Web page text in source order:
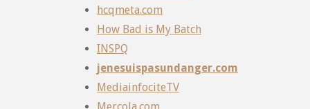
hcqmeta.com
How Bad is My Batch
INSPQ
jenesuispasundanger.com
MediainfociteTV